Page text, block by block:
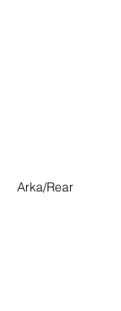
Arka/Rear